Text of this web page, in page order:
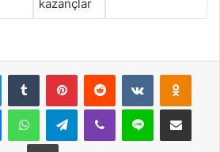
kazançlar
LinkedInTumblr PinterestReddit VKontakte
MessengerWhatsAppTelegramViber Line E-Posta ile
Yazdır